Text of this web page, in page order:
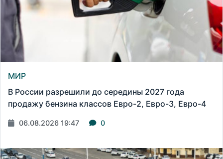
МИР
В России разрешили до середины 2027 года
продажу бензина классов Евро-2, Евро-3, Евро-4
06.08.2026 19:47 0